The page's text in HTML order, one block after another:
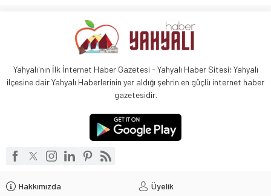
Yahyalı'nın İlk İnternet Haber Gazetesi - Yahyalı Haber Sitesi; Yahyalı
ilçesine dair Yahyalı Haberlerinin yer aldığı şehrin en güçlü internet haber
gazetesidir.
Hakkımızda Üyelik